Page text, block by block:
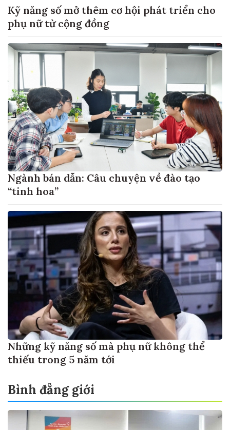
Kỹ năng số mở thêm cơ hội phát triển cho
phụ nữ từ cộng đồng
Ngành bán dẫn: Câu chuyện về đào tạo
“tinh hoa”
Những kỹ năng số mà phụ nữ không thể
thiếu trong 5 năm tới
Bình đẳng giới